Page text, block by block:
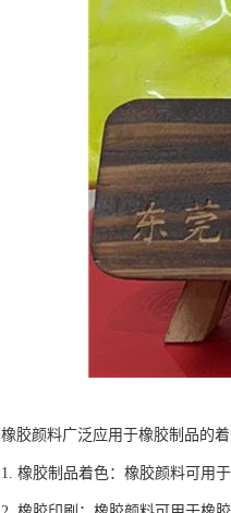
橡胶颜料广泛应用于橡胶制品的
1. 橡胶制品着色：橡胶颜料可用